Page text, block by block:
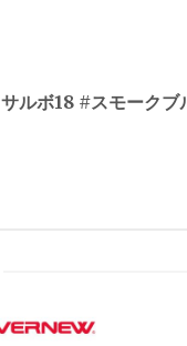
サルボ18 #スモークブ